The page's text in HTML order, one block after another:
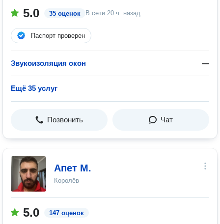
5.0 35 оценок В сети 20 ч. назад
Паспорт проверен
Звукоизоляция окон —
Ещё 35 услуг
Позвонить Чат
Апет М.
Королёв
5.0 147 оценок